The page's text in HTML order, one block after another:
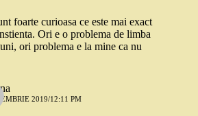
foarte curioasa ce este mai exact
Ori e o problema de limba
ori problema e la mine ca nu
2019/12:11 PM